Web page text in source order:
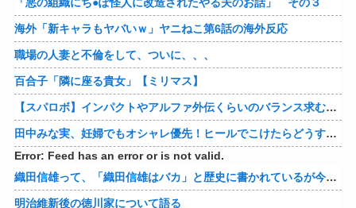
海外「新キャラもヤバいｗ」ヤニねこ第6話の海外反応
職場の人妻と不倫をして、ついに、、、
百合子「隣に座る貴女」【ミリマス】
【スパロボ】インパクトやアルファ外伝くらいのバランス求む！！ → インパクトも最終的にはコアブースターで雑魚は一撃で倒せてたけどね
田中みな実、妊婦でもオシャレ優先！ヒールでこけたらどうすんのｗ
Error: Feed has an error or is not valid.
織田信雄って、「織田信雄はバカ」と歴史に書かれているが今まで家が残っているんでバカではないよな？
明治維新後の徳川家について語る